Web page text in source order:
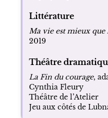
Littérature
Ma vie est mieux que
2019
Théâtre
La Fin du courage,
Cynthia Fleury
Théâtre de l’Atelier
Jeu aux côtés de